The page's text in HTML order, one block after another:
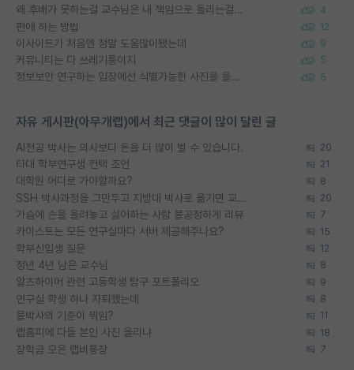
왜 후배가 못하는걸 교수님은 내 책임으로 돌리는걸까요? 4
편애 하는 방법 12
이사이트가 처음엔 정말 도움많이됐는데 9
커뮤니티는 다 쓰레기통이지 5
정보보안 연구하는 입장에선 식별가능한 사진을 올리는건 비추이긴함 5
자유 게시판(아무개랩)에서 최근 댓글이 많이 달린 글
AI전공 박사는 의사보다 돈을 더 많이 벌 수 있습니다. 20
타대 학부연구생 컨택 조언 21
대학원 어디로 가야할까요? 8
SSH 박사과정을 그만두고 지방대 박사로 옮기면 교수의 꿈은 끝일까요? 20
가슴에 손을 올려놓고 싫어하는 사람 불공정하게 리뷰 7
카이스트는 모든 연구실마다 서버 제공해주나요? 15
학부신입생 질문 12
정년 4년 남은 교수님 8
알츠하이머 관련 고등학생 탐구 포트폴리오 9
연구실 학생 하나 자퇴했는데 8
물박사의 기준이 뭐임? 11
랩홈피에 다들 본인 사진 올리냐 18
장학금 모은 랩비통장 7